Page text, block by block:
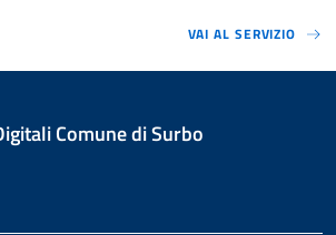
VAI AL SERVIZIO
Comune di Surbo